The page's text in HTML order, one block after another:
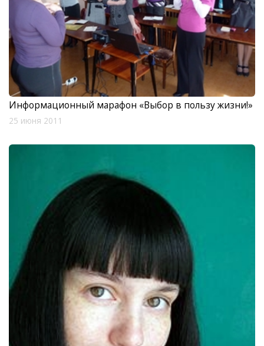
Информационный марафон «Выбор в пользу жизни!»
25 июня 2011